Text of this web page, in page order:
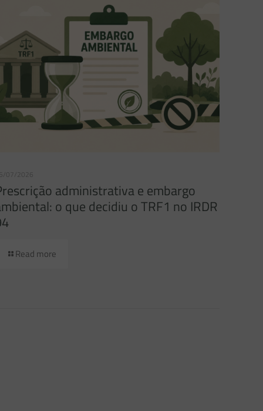
07/2026
administrativa e embargo
o que decidiu o TRF1 no IRDR
Read more